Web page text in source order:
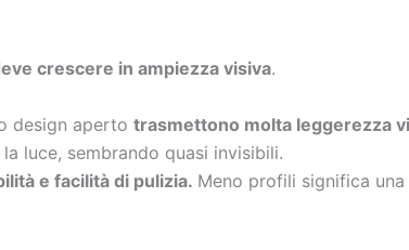
crescere in ampiezza visiva.
design aperto trasmettono molta leggerezza
luce, sembrando quasi invisibili.
e facilità di pulizia. Meno profili significa